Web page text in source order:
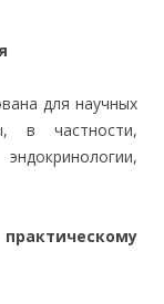
для научных
в частности,